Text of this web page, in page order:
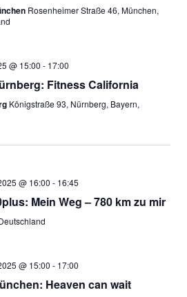
Rosenheimer Straße 46, München,
@ 15:00 - 17:00
Fitness California
Königstraße 93, Nürnberg, Bayern,
@ 16:00 - 16:45
Mein Weg – 780 km zu mir
@ 15:00 - 17:00
Heaven can wait